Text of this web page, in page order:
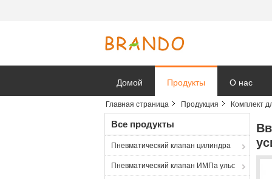
Домой Продукты О нас
Главная страница Продукция Комплект
Все продукты
Пневматический клапан цилиндра
Пневматический клапан ИМПа ульс